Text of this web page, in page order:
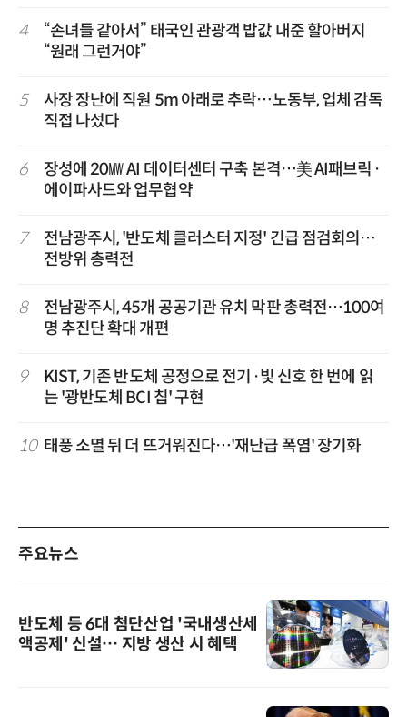
4
“손녀들 같아서” 태국인 관광객 밥값 내준 할아버지
“원래 그런거야”
5
사장 장난에 직원 5m 아래로 추락…노동부, 업체 감독
직접 나섰다
6
장성에 20㎿ AI 데이터센터 구축 본격…美 AI패브릭·
에이파사드와 업무협약
7
전남광주시, '반도체 클러스터 지정' 긴급 점검회의…
전방위 총력전
8
전남광주시, 45개 공공기관 유치 막판 총력전…100여
명 추진단 확대 개편
9
KIST, 기존 반도체 공정으로 전기·빛 신호 한 번에 읽
는 '광반도체 BCI 칩' 구현
10 태풍 소멸 뒤 더 뜨거워진다…'재난급 폭염' 장기화
주요뉴스
반도체 등 6대 첨단산업 '국내생산세
액공제' 신설… 지방 생산 시 혜택